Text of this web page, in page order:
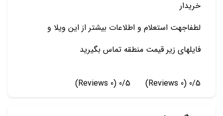
خریدار
لطفاجهت استعلام و اطلاعات بیشتر از این ویلا و
فایلهای زیر قیمت منطقه تماس بگیرید
0/5
(0 Reviews)
0/5
(0 Reviews)